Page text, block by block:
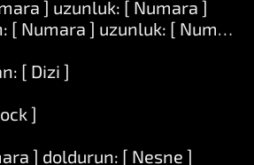
] uzunluk: [ Numara ]
[ Numara ] uzunluk: [ Numara
[ Dizi ]
]
] doldurun: [ Nesne ]